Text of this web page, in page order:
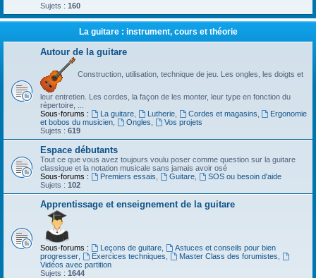
Sujets : 160
La guitare : instrument, cours et théorie
Autour de la guitare
Construction, utilisation, technique de jeu. Les ongles, les doigts et
leur entretien. Les cordes, la façon de les monter, leur type en fonction du
répertoire, ...
Sous-forums :
La guitare, Lutherie, Cordes et magasins
Ergonomie
et bobos du musicien
Ongles
Vos projets
Sujets : 619
Espace débutants
Tout ce que vous avez toujours voulu poser comme question sur la guitare
classique et la notation musicale sans jamais avoir osé
Sous-forums :
Premiers essais Guitare,
SOS ou besoin d'aide
Sujets : 102
Apprentissage et enseignement de la guitare
Sous-forums : Leçons de guitare,
Astuces et conseils pour bien
progresser
Exercices techniques Master Class des forumistes
Vidéos avec partition
Sujets : 1644